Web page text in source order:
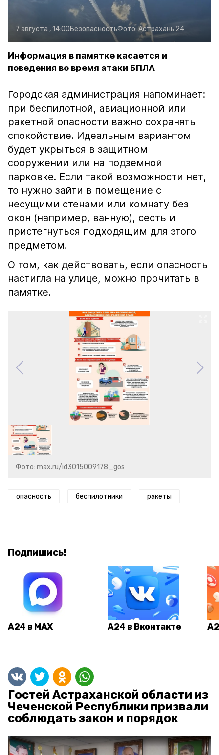
7 августа , 14:00БезопасностьФото: Астрахань 24
Информация в памятке касается и
поведения во время атаки БПЛА
Городская администрация напоминает:
при беспилотной, авиационной или
ракетной опасности важно сохранять
спокойствие. Идеальным вариантом
будет укрыться в защитном
сооружении или на подземной
парковке. Если такой возможности нет,
то нужно зайти в помещение с
несущими стенами или комнату без
окон (например, ванную), сесть и
пристегнуться подходящим для этого
предметом.
О том, как действовать, если опасность
настигла на улице, можно прочитать в
памятке.
Фото: max.ru/id3015009178_gos
опасность беспилотники ракеты
Подпишись!
А24 в MAX А24 в Вконтакте
Гостей Астраханской области из
Чеченской Республики призвали
соблюдать закон и порядок